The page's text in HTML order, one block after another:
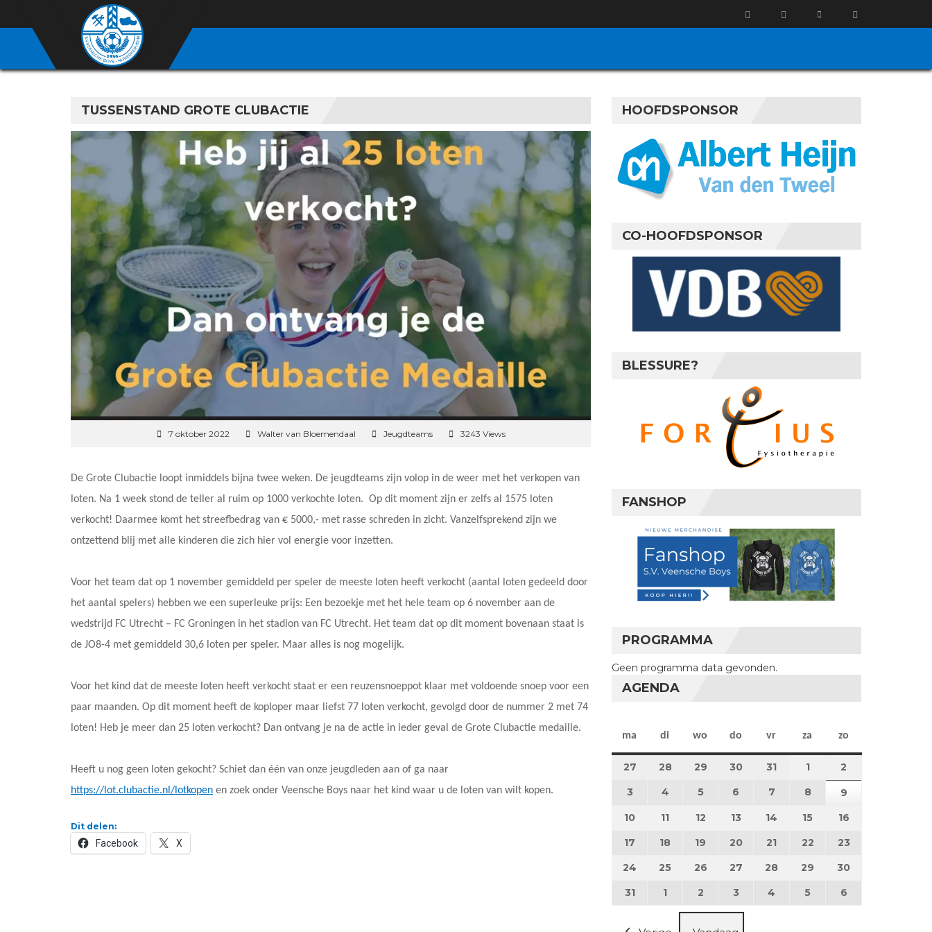
TUSSENSTAND GROTE CLUBACTIE
7 oktober 2022 Walter van Bloemendaal Jeugdteams 3243 Views
De Grote Clubactie loopt inmiddels bijna twee weken. De jeugdteams zijn volop in de weer met het verkopen van
loten. Na 1 week stond de teller al ruim op 1000 verkochte loten. Op dit moment zijn er zelfs al 1575 loten
verkocht! Daarmee komt het streefbedrag van € 5000,- met rasse schreden in zicht. Vanzelfsprekend zijn we
ontzettend blij met alle kinderen die zich hier vol energie voor inzetten.
Voor het team dat op 1 november gemiddeld per speler de meeste loten heeft verkocht (aantal loten gedeeld door
het aantal spelers) hebben we een superleuke prijs: Een bezoekje met het hele team op 6 november aan de
wedstrijd FC Utrecht – FC Groningen in het stadion van FC Utrecht. Het team dat op dit moment bovenaan staat is
de JO8-4 met gemiddeld 30,6 loten per speler. Maar alles is nog mogelijk.
Voor het kind dat de meeste loten heeft verkocht staat er een reuzensnoeppot klaar met voldoende snoep voor een
paar maanden. Op dit moment heeft de koploper maar liefst 77 loten verkocht, gevolgd door de nummer 2 met 74
loten! Heb je meer dan 25 loten verkocht? Dan ontvang je na de actie in ieder geval de Grote Clubactie medaille.
Heeft u nog geen loten gekocht? Schiet dan één van onze jeugdleden aan of ga naar
https://lot.clubactie.nl/lotkopen en zoek onder Veensche Boys naar het kind waar u de loten van wilt kopen.
Dit delen:
Facebook X
HOOFDSPONSOR
CO-HOOFDSPONSOR
BLESSURE?
FANSHOP
PROGRAMMA
Geen programma data gevonden.
AGENDA
ma maandag
di dinsdag
wo woensdag
do donderdag
vr vrijdag
za zaterdag
zo
27 27 juli 2026
28 28 juli 2026
29 29 juli 2026
3030 juli 2026
31 31 juli 2026
11 augustus 2026
2
3 3 augustus 2026
4 4 augustus 2026
55 augustus 2026
6 6 augustus 2026
7 7 augustus 2026
8 8 augustus 2026
9
10 10 augustus 2026
11 11 augustus 2026
12 12 augustus 2026
13 13 augustus 2026
14 14 augustus 2026
15 15 augustus 2026
16
17 17 augustus 2026
18 18 augustus 2026
19 19 augustus 2026
20 20 augustus 2026
21 21 augustus 2026
22 22 augustus 2026
23
24 24 augustus 2026
25 25 augustus 2026
26 26 augustus 2026
27 27 augustus 2026
28 28 augustus 2026
29 29 augustus 2026
30
3131 augustus 2026
1 1 september 2026
2 2 september 2026
3 3 september 2026
4 4 september 2026
5 5 september 2026
6